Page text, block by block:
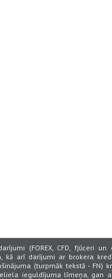
(FOREX, CFD, fjūceri
kā arī darījumi ar brokera
(turpmāk tekstā -
ieguldījuma līmeņa, gan